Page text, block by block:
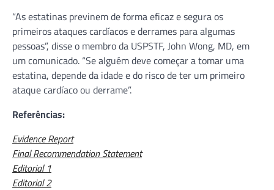
“As estatinas previnem de forma eficaz e segura os
primeiros ataques cardíacos e derrames para algumas
pessoas”, disse o membro da USPSTF, John Wong, MD, em
um comunicado. “Se alguém deve começar a tomar uma
estatina, depende da idade e do risco de ter um primeiro
ataque cardíaco ou derrame”.
Referências:
Evidence Report
Final Recommendation Statement
Editorial 1
Editorial 2